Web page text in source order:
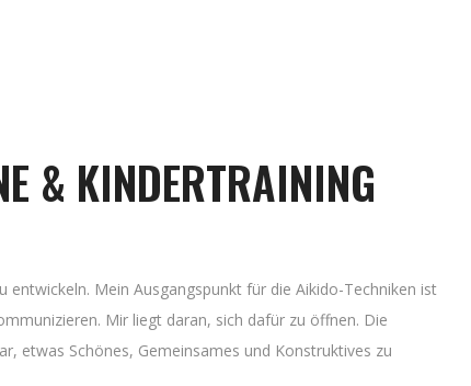
& KINDERTRAINING
Mein Ausgangspunkt für die Aikido-Techniken ist
Mir liegt daran, sich dafür zu öffnen. Die
etwas Schönes, Gemeinsames und Konstruktives zu